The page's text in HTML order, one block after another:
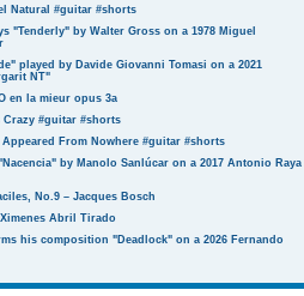
Natural #guitar #shorts
"Tenderly" by Walter Gross on a 1978 Miguel
played by Davide Giovanni Tomasi on a 2021
NT"
en la mieur opus 3a
Crazy #guitar #shorts
From Nowhere #guitar #shorts
by Manolo Sanlúcar on a 2017 Antonio Raya
No.9 – Jacques Bosch
Abril Tirado
his composition "Deadlock" on a 2026 Fernando